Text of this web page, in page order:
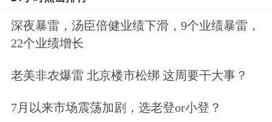
xAI合并后，正筹备新一轮股份出售；
而OpenAI与Anthropic等大模型开发
商，也有望于今年晚些时候登陆资本市
深夜暴雷，汤臣倍健业绩下滑，9个业绩暴雷，
22个业绩增长
老美非农爆雷 北京楼市松绑 这周要干大事？
7月以来市场震荡加剧，选老登or小登？